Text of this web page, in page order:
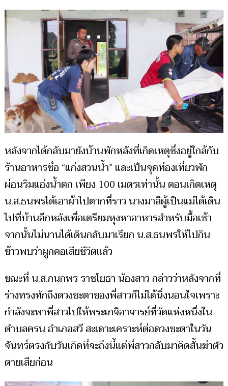
หลังจากได้กลับมายังบ้านพักหลังที่เกิดเหตุซึ่งอยู่ใกล้กับ
ร้านอาหารชื่อ “แก่งสวนน้ำ” และเป็นจุดท่องเที่ยวพัก
ผ่อนริมแอ่งน้ำตก เพียง 100 เมตรเท่านั้น ตอนเกิดเหตุ
น.ส.ธนพรได้เอาผ้าไปตากที่ราว นางมาลีผู้เป็นแม่ได้เดิน
ไปที่บ้านอีกหลังเพื่อเตรียมหุงหาอาหารสำหรับมื้อเช้า
จากนั้นไม่นานได้เดินกลับมาเรียก น.ส.ธนพรให้ไปกิน
ข้าวพบว่าผูกคอเสียชีวิตแล้ว
ขณะที่ น.ส.กนกพร ราชโยธา น้องสาว กล่าวว่าหลังจากที่
ร่างทรงทักถึงดวงชะตาของพี่สาวก็ไม่ได้นิ่งนอนใจเพราะ
กำลังจะพาพี่สาวไปให้พระเกจิอาจารย์ที่วัดแห่งหนึ่งใน
ตำบลครน อำเภอสวี สะเดาะเคราะห์ต่อดวงชะตาในวัน
จันทร์ตรงกับวันเกิดที่จะถึงนี้แต่พี่สาวกลับมาคิดสั้นฆ่าตัว
ตายเสียก่อน